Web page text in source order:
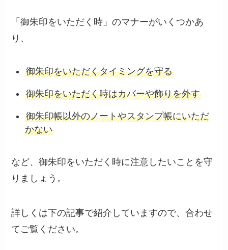
「御朱印をいただく時」のマナーがいくつかあ
り、
御朱印をいただくタイミングを守る
御朱印をいただく時はカバーや飾りを外す
御朱印帳以外のノートやスタンプ帳にいただ
かない
など、御朱印をいただく時に注意したいことを守
りましょう。
詳しくは下の記事で紹介していますので、合わせ
てご覧ください。